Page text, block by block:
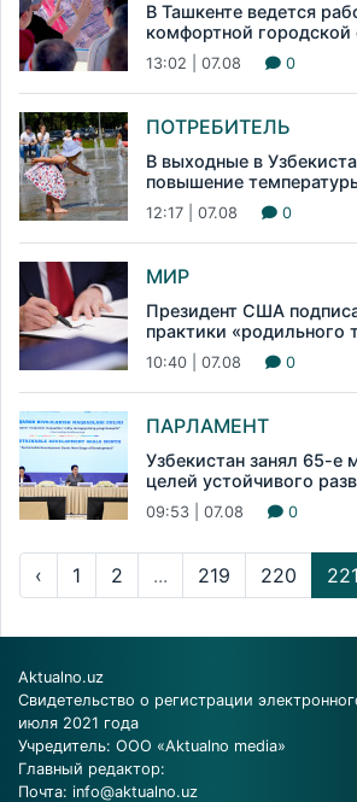
В Ташкенте ведется
комфортной городской
13:02 | 07.08 0
ПОТРЕБИТЕЛЬ
В выходные в
повышение
12:17 | 07.08 0
МИР
Президент США
практики «родильного
10:40 | 07.08 0
ПАРЛАМЕНТ
Узбекистан занял 65-е
целей устойчивого
09:53 | 07.08 0
‹ 1 2 ... 219 220 221
Aktualno.uz
Свидетельство о регистрации
июля 2021 года
Учредитель: ООО «Aktualno media»
Главный редактор:
Почта: info@aktualno.uz